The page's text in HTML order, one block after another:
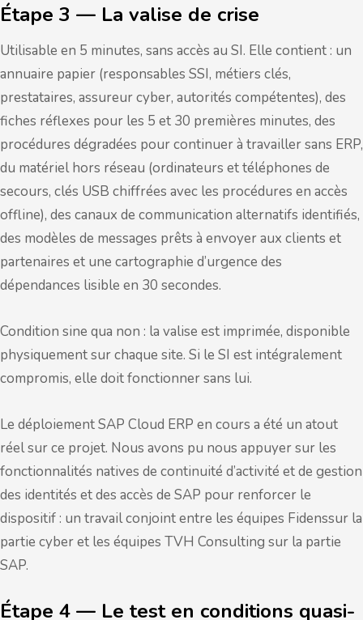
Étape 3 — La valise de crise
Utilisable en 5 minutes, sans accès au SI. Elle contient : un
annuaire papier (responsables SSI, métiers clés,
prestataires, assureur cyber, autorités compétentes), des
fiches réflexes pour les 5 et 30 premières minutes, des
procédures dégradées pour continuer à travailler sans ERP,
du matériel hors réseau (ordinateurs et téléphones de
secours, clés USB chiffrées avec les procédures en accès
offline), des canaux de communication alternatifs identifiés,
des modèles de messages prêts à envoyer aux clients et
partenaires et une cartographie d’urgence des
dépendances lisible en 30 secondes.
Condition sine qua non : la valise est imprimée, disponible
physiquement sur chaque site. Si le SI est intégralement
compromis, elle doit fonctionner sans lui.
Le déploiement SAP Cloud ERP en cours a été un atout
réel sur ce projet. Nous avons pu nous appuyer sur les
fonctionnalités natives de continuité d’activité et de gestion
des identités et des accès de SAP pour renforcer le
dispositif : un travail conjoint entre les équipes Fidenssur la
partie cyber et les équipes TVH Consulting sur la partie
SAP.
Étape 4 — Le test en conditions quasi-